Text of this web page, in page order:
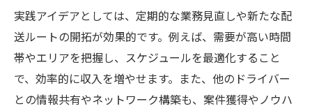
実践アイデアとしては、定期的な業務見直しや新たな配
送ルートの開拓が効果的です。例えば、需要が高い時間
帯やエリアを把握し、スケジュールを最適化すること
で、効率的に収入を増やせます。また、他のドライバー
との情報共有やネットワーク構築も、案件獲得やノウハ